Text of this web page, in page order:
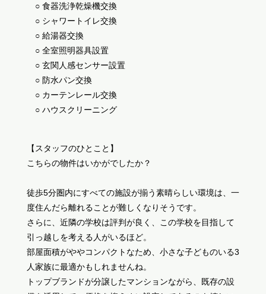
○ 食器洗浄乾燥機交換
○ シャワートイレ交換
○ 給湯器交換
○ 全室照明器具設置
○ 玄関人感センサー設置
○ 防水パン交換
○ カーテンレール交換
○ ハウスクリーニング
【スタッフのひとこと】
こちらの物件はいかがでしたか？
徒歩5分圏内にすべての施設が揃う素晴らしい環境は、一
度住んだら離れることが難しくなりそうです。
さらに、近隣の学校は評判が良く、この学校を目指して
引っ越しを考える人がいるほど。
部屋面積がややコンパクトなため、小さな子どものいる3
人家族に最適かもしれませんね。
トップブランドが分譲したマンションながら、既存の設